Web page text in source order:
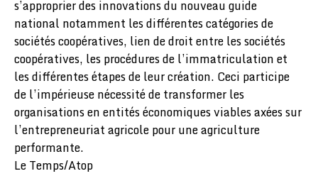
s’approprier des innovations du nouveau guide
national notamment les différentes catégories de
sociétés coopératives, lien de droit entre les sociétés
coopératives, les procédures de l’immatriculation et
les différentes étapes de leur création. Ceci participe
de l’impérieuse nécessité de transformer les
organisations en entités économiques viables axées sur
l’entrepreneuriat agricole pour une agriculture
performante.
Le Temps/Atop